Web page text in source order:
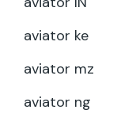
aviator ke
aviator mz
aviator ng